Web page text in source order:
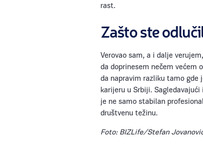
rast.
Zašto ste
Verovao sam, a i dalje
da doprinesem nečem većem
da napravim razliku tamo gde
karijeru u Srbiji.
je ne samo stabilan
društvenu težinu.
Foto: BIZLife/Stefan